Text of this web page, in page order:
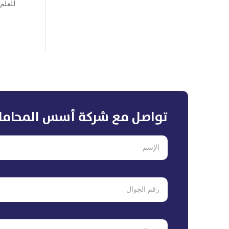
تواصل مع شركة أسس